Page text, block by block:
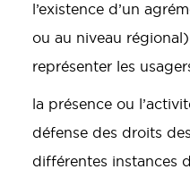
l’existence d’un
ou au niveau
représenter les
la présence ou
défense des droits
différentes instances